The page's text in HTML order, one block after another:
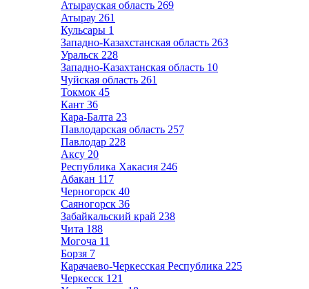
Атырауская область 269
Атырау 261
Кульсары 1
Западно-Казахстанская область 263
Уральск 228
Западно-Казахтанская область 10
Чуйская область 261
Токмок 45
Кант 36
Кара-Балта 23
Павлодарская область 257
Павлодар 228
Аксу 20
Республика Хакасия 246
Абакан 117
Черногорск 40
Саяногорск 36
Забайкальский край 238
Чита 188
Могоча 11
Борзя 7
Карачаево-Черкесская Республика 225
Черкесск 121